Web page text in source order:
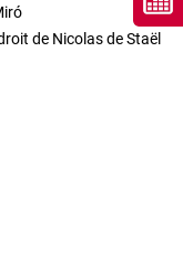
de Nicolas de Staël